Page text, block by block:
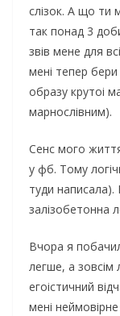
слізок. А що ти
так понад 3
звів мене для
мені тепер
образу крутоі
марнослівним).
Сенс мого
у фб. Тому
туди написала).
залізобетонна
Вчора я
легше, а зовсім
егоістичний
мені